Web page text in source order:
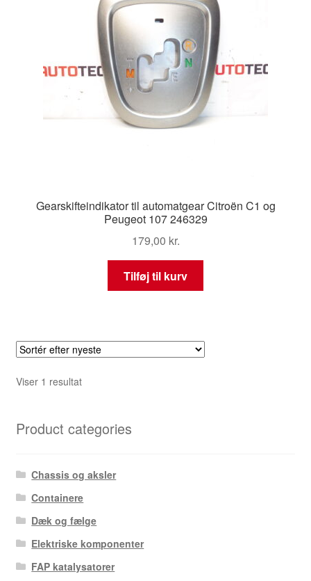
Gearskifteindikator til automatgear Citroën C1 og
Peugeot 107 246329
179,00 kr.
Tilføj til kurv
Viser 1 resultat
Product categories
Chassis og aksler
Containere
Dæk og fælge
Elektriske komponenter
FAP katalysatorer